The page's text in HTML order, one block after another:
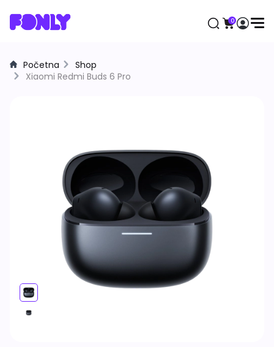
Aktuelno
Dodatna oprema
0
Početna
Shop
Xiaomi Redmi Buds 6 Pro